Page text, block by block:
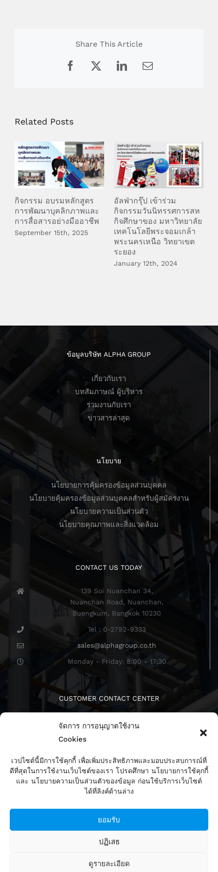
จัดการ การอนุญาตใช้งาน
Cookies
เวปไซต์นี้มีการใช้คุกกี้ เพื่อเพิ่มประสิทธิภาพและมอบประสบการณ์ที่
ดีที่สุดในการใช้งานเว็บไซต์ของเรา โปรดศึกษา นโยบายการใช้คุกกี้
และ นโยบายความเป็นส่วนตัวของข้อมูล ก่อนใช้บริการเว็บไซต์
ได้ที่ลิงค์ด้านล่าง
ยอมรับ
ปฏิเสธ
ดูรายละเอียด
Share This Article
Facebook
X LinkedInEmail
Related Posts
กิจกรรม อบรมหลักสูตร
การพัฒนาบุคลิกภาพและ
การสื่อสารอย่างมืออาชีพ
September 15th, 2025
อัลฟ่ากรุ๊ป เข้าร่วม
กิจกรรมวันนิทรรศการสห
กิจศึกษาของ มหาวิทยาลัย
เทคโนโลยีพระจอมเกล้า
พระนครเหนือ วิทยาเขต
ระยอง
January 12th, 2024
ข้อมูลบริษัท ALPHA GROUP
เกี่ยวกับเรา
บทสัมภาษณ์ ผู้บริหาร
ร่วมงานกับเรา
ข่าวสารล่าสุด
นโยบาย
นโยบายการคุ้มครองข้อมูลส่วนบุคคล
นโยบายคุ้มครองข้อมูลส่วนบุคคลสำหรับผู้สมัครงาน
นโยบายความเป็นส่วนตัว
นโยบายคุณภาพและสิ่งแวดล้อม
CONTACT US TODAY
139 Soi Nuanchan 34,
Nuanchan Road, Nuanchan,
Buengkum, Bangkok 10230
Tel : 0-2792-9333
sales@alphagroup.co.th
Monday - Friday: 8:00 - 17:30
CUSTOMER CONTACT CENTER
ติดตามเรา